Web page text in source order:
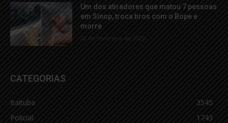
Um dos atiradores que matou 7 pessoas
em Sinop, troca tiros com o Bope e
morre
22 de fevereiro de 2023
CATEGORIAS
Itaituba
3545
Policial
1743